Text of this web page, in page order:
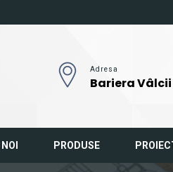
Adresa
Bariera Vâlcii
PRODUSE